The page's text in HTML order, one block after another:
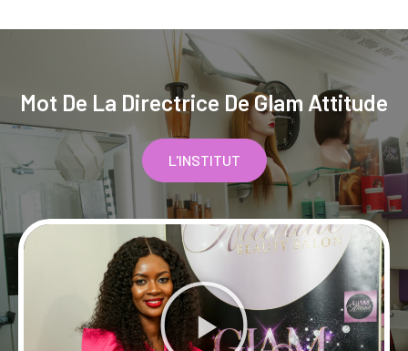
Mot De La Directrice De Glam Attitude
L'INSTITUT